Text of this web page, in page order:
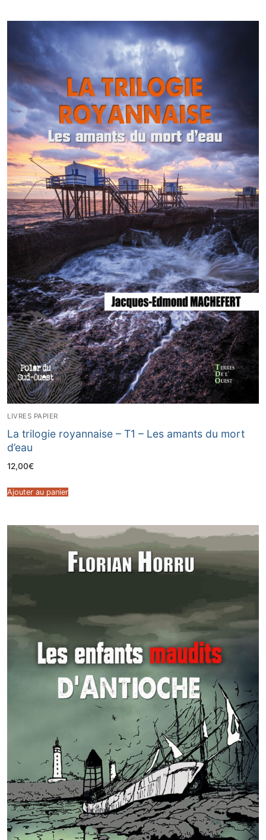
LIVRES PAPIER
La trilogie royannaise – T1 – Les amants du mort
d’eau
12,00€
Ajouter au panier